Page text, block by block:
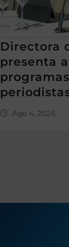
Directora
presenta
Ago 4, 2026